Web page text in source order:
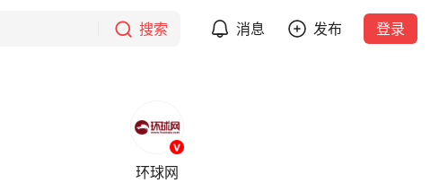
搜索 消息 发布 登录
环球网